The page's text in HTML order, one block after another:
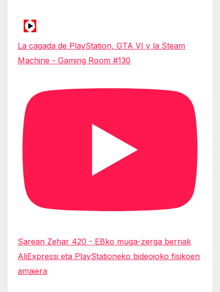
La cagada de PlayStation, GTA VI y la Steam
Machine - Gaming Room #130
Sarean Zehar 420 - EBko muga-zerga berriak
AliExpressi eta PlayStationeko bideojoko fisikoen
amaiera